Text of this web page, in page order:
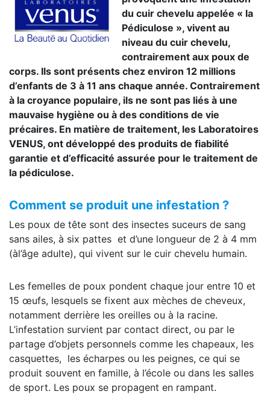
du cuir chevelu appelée « la
Pédiculose », vivent au
niveau du cuir chevelu,
contrairement aux poux de
corps. Ils sont présents chez environ 12 millions
d’enfants de 3 à 11 ans chaque année. Contrairement
à la croyance populaire, ils ne sont pas liés à une
mauvaise hygiène ou à des conditions de vie
précaires. En matière de traitement, les Laboratoires
VENUS, ont développé des produits de fiabilité
garantie et d’efficacité assurée pour le traitement de
la pédiculose.
Comment se produit une infestation ?
Les poux de tête sont des insectes suceurs de sang
sans ailes, à six pattes et d’une longueur de 2 à 4 mm
(àl’âge adulte), qui vivent sur le cuir chevelu humain.
Les femelles de poux pondent chaque jour entre 10 et
15 œufs, lesquels se fixent aux mèches de cheveux,
notamment derrière les oreilles ou à la racine.
L’infestation survient par contact direct, ou par le
partage d’objets personnels comme les chapeaux, les
casquettes, les écharpes ou les peignes, ce qui se
produit souvent en famille, à l’école ou dans les salles
de sport. Les poux se propagent en rampant.